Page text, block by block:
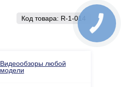
Код товара: R-1-014
Видеообзоры любой
модели